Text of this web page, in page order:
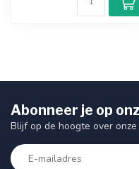
Abonneer je op
Blijf op de hoogte over